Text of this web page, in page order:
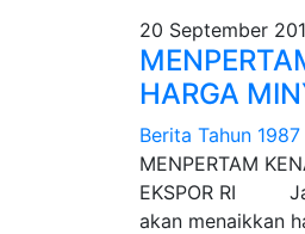
20 September
HARGA
Berita Tahun 1987
MENPERTAM
EKSPOR RI
akan menaikkan